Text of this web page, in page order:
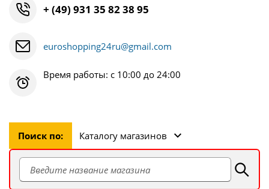
+ (49) 931 35 82 38 95
euroshopping24ru@gmail.com
Время работы: с 10:00 до 24:00
Поиск по: Каталогу магазинов